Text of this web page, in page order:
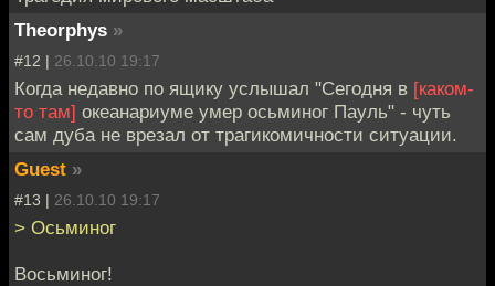
Theorphys »
#12 | 26.10.10 19:17
Когда недавно по ящику услышал "Сегодня в [каком-
то там] океанариуме умер осьминог Пауль" - чуть
сам дуба не врезал от трагикомичности ситуации.
Guest »
#13 | 26.10.10 19:17
> Осьминог
Восьминог!